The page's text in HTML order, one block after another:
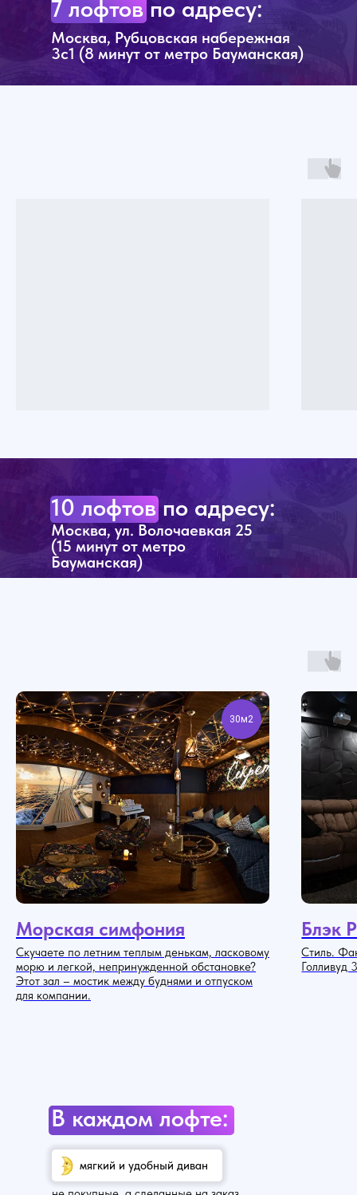
7 лофтов по адресу:
Москва, Рубцовская набережная
3с1 (8 минут от метро Бауманская)
10 лофтов по адресу:
Москва, ул. Волочаевкая 25
(15 минут от метро
Бауманская)
30м2
Морская симфония
Скучаете по летним теплым денькам, ласковому
морю и легкой, непринужденной обстановке?
Этот зал – мостик между буднями и отпуском
для компании.
Блэк
Стиль.
Голливуд
В каждом лофте:
мягкий и удобный диван